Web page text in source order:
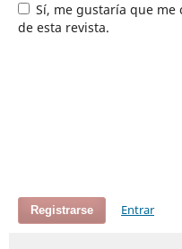
Sí, me gustaría que me contactaran para revisar artículos
de esta revista.
Registrarse Entrar